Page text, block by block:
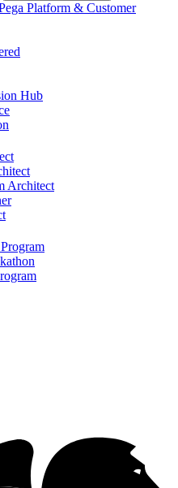
Platform & Customer
Hub
Architect